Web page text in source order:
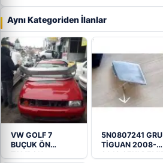
Aynı Kategoriden İlanlar
VW GOLF 7
BUÇUK ÖN
TAMPON
5N0807241 GRU
TİGUAN 2008-
2018 ÇEKI DEMIR